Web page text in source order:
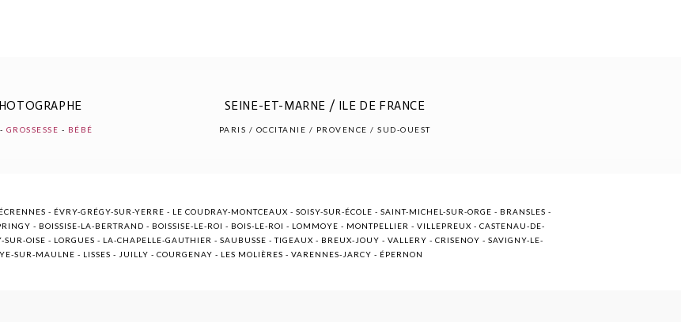
- GROSSESSE - BÉBÉ
SEINE-ET-MARNE / ILE DE FRANCE
PARIS / OCCITANIE / PROVENCE / SUD-OUEST
- ÉVRY-GRÉGY-SUR-YERRE - LE COUDRAY-MONTCEAUX - SOISY-SUR-ÉCOLE - SAINT-MICHEL-SUR-ORGE - BRANSLES -
- BOISSISE-LA-BERTRAND - BOISSISE-LE-ROI - BOIS-LE-ROI - LOMMOYE - MONTPELLIER - VILLEPREUX - CASTENAU-DE-
OISE - LORGUES - LA-CHAPELLE-GAUTHIER - SAUBUSSE - TIGEAUX - BREUX-JOUY - VALLERY - CRISENOY - SAVIGNY-LE-
SUR-MAULNE - LISSES - JUILLY - COURGENAY - LES MOLIÈRES - VARENNES-JARCY - ÉPERNON